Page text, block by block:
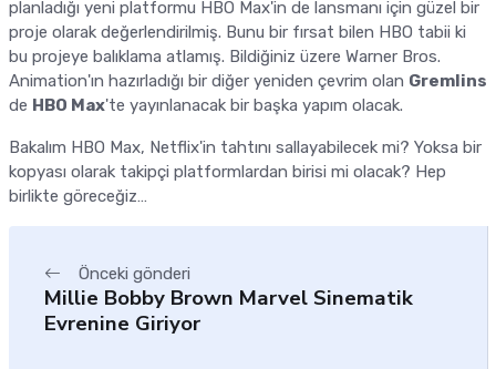
planladığı yeni platformu HBO Max'in de lansmanı için güzel bir
proje olarak değerlendirilmiş. Bunu bir fırsat bilen HBO tabii ki
bu projeye balıklama atlamış. Bildiğiniz üzere Warner Bros.
Animation'ın hazırladığı bir diğer yeniden çevrim olan Gremlins
de HBO Max'te yayınlanacak bir başka yapım olacak.
Bakalım HBO Max, Netflix'in tahtını sallayabilecek mi? Yoksa bir
kopyası olarak takipçi platformlardan birisi mi olacak? Hep
birlikte göreceğiz…
Önceki gönderi
Millie Bobby Brown Marvel Sinematik
Evrenine Giriyor